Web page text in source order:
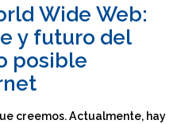
CREACIÓN
Wide Web:
y futuro del
posible
creemos. Actualmente, hay